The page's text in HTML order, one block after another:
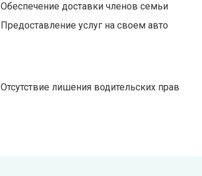
Обеспечение доставки членов семьи
Предоставление услуг на своем авто
Отсутствие лишения водительских прав